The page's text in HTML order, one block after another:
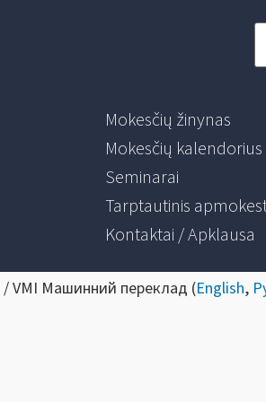
Mokesčių žinynas
Mokesčių kalendorius
Seminarai
Tarptautinis
Kontaktai / Apklausa
VMI Машинний переклад (English,